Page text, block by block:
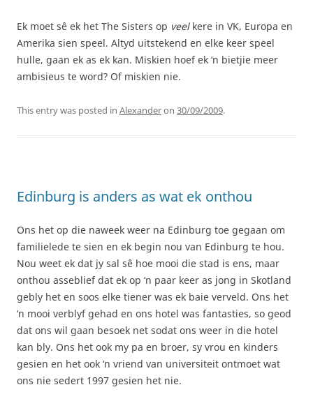
Ek moet sê ek het The Sisters op veelkere in VK, Europa en
Amerika sien speel. Altyd uitstekend en elke keer speel
hulle, gaan ek as ek kan. Miskien hoef ek ‘n bietjie meer
ambisieus te word? Of miskien nie.
This entry was posted in Alexanderon 30/09/2009.
Edinburg is anders as wat ek onthou
Ons het op die naweek weer na Edinburg toe gegaan om
familielede te sien en ek begin nou van Edinburg te hou.
Nou weet ek dat jy sal sê hoe mooi die stad is ens, maar
onthou asseblief dat ek op ‘n paar keer as jong in Skotland
gebly het en soos elke tiener was ek baie verveld. Ons het
‘n mooi verblyf gehad en ons hotel was fantasties, so geod
dat ons wil gaan besoek net sodat ons weer in die hotel
kan bly. Ons het ook my pa en broer, sy vrou en kinders
gesien en het ook ‘n vriend van universiteit ontmoet wat
ons nie sedert 1997 gesien het nie.